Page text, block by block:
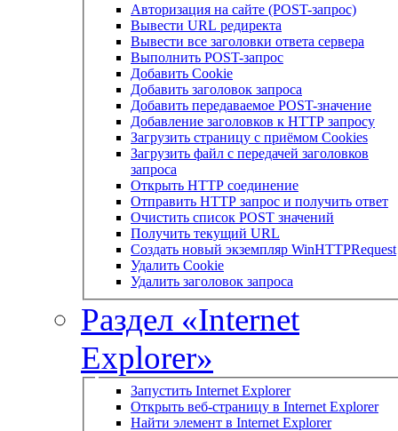
Авторизация на сайте (POST-запрос)
Вывести URL редиректа
Вывести все заголовки ответа сервера
Выполнить POST-запрос
Добавить Cookie
Добавить заголовок запроса
Добавить передаваемое POST-значение
Добавление заголовков к HTTP запросу
Загрузить страницу с приёмом Cookies
Загрузить файл с передачей заголовков
запроса
Открыть HTTP соединение
Отправить HTTP запрос и получить ответ
Очистить список POST значений
Получить текущий URL
Создать новый экземпляр WinHTTPRequest
Удалить Cookie
Удалить заголовок запроса
Раздел «Internet
Explorer»
Запустить Internet Explorer
Открыть веб-страницу в Internet Explorer
Найти элемент в Internet Explorer